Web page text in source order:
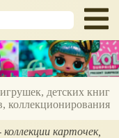
детских книг
коллекционирования
карточек,